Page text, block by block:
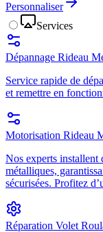
Personnaliser
Services
Dépannage Rideau
Service rapide de
et remettre en
Motorisation Rideau
Nos experts installent
métalliques,
sécurisées. Profitez
Réparation Volet